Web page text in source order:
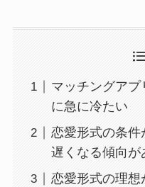
マッチングア
に急に冷たい
恋愛形式の条
遅くなる傾向が
恋愛形式の理想